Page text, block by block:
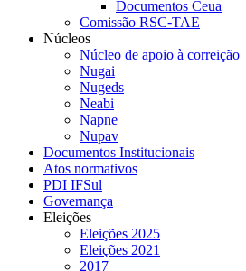
Documentos Ceua
Comissão RSC-TAE
Núcleos
Núcleo de apoio à correição
Nugai
Nugeds
Neabi
Napne
Nupav
Documentos Institucionais
Atos normativos
PDI IFSul
Governança
Eleições
Eleições 2025
Eleições 2021
2017